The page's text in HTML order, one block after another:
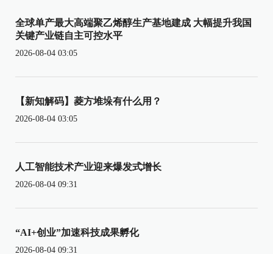
全球单产最大高端聚乙烯醇生产基地建成 大幅提升我国
关键产业链自主可控水平
2026-08-04 03:05
【新知解码】菱方堆垛有什么用？
2026-08-04 03:05
人工智能技术产业迎来爆发式增长
2026-08-04 09:31
“AI+创业”加速科技成果孵化
2026-08-04 09:31